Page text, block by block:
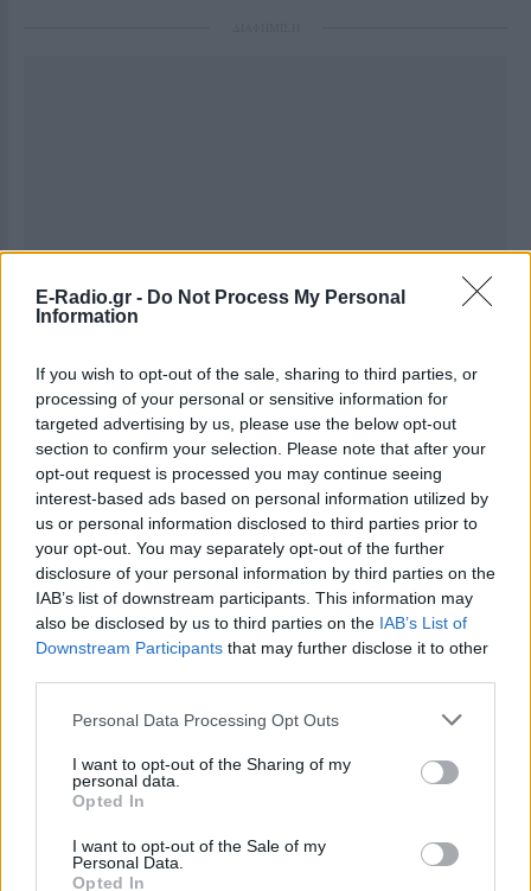
E-Radio.gr - Do Not Process My Personal
Information
If you wish to opt-out of the sale, sharing to third parties, or
processing of your personal or sensitive information for
targeted advertising by us, please use the below opt-out
section to confirm your selection. Please note that after your
opt-out request is processed you may continue seeing
interest-based ads based on personal information utilized by
us or personal information disclosed to third parties prior to
your opt-out. You may separately opt-out of the further
disclosure of your personal information by third parties on the
IAB’s list of downstream participants. This information may
also be disclosed by us to third parties on the IAB’s List of
Downstream Participants that may further disclose it to other
Personal Data Processing Opt Outs
I want to opt-out of the Sharing of my
personal data.
Opted In
I want to opt-out of the Sale of my
Personal Data.
Opted In
Ακολουθήστε το E-Radio.gr στοGoogle News
και μάθετε πρώτοιτα πιο hot νέα .
Διαβάστε περισσότερα θέματα γιαΜόδα ,
Ομορφιά,Σχέσειςκαι φυσικάCelebritiesστο νέο
Pink.gr!
Ακολουθήστε το E-Radio.gr και στο Instagram